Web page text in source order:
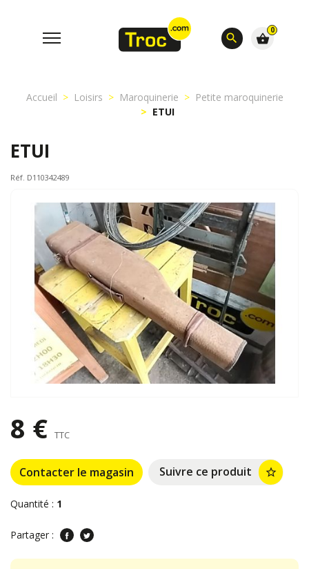
search
0
shopping_basket
Accueil Loisirs Maroquinerie
Petite maroquinerie
ETUI
ETUI
Réf. D110342489
8 € TTC
Contacter le magasin Suivre ce produit star_border
Quantité : 1
Partager :